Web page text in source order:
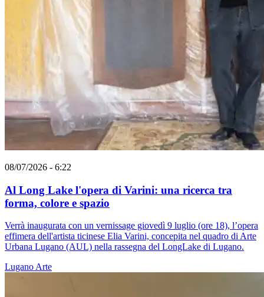
08/07/2026 - 6:22
Al Long Lake l'opera di Varini: una ricerca tra
forma, colore e spazio
Verrà inaugurata con un vernissage giovedì 9 luglio (ore 18), l’opera
effimera dell'artista ticinese Elia Varini, concepita nel quadro di Arte
Urbana Lugano (AUL) nella rassegna del LongLake di Lugano.
Lugano Arte